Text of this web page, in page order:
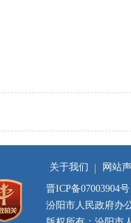
关于我们 网站
晋ICP备07003904号
汾阳市人民政府办